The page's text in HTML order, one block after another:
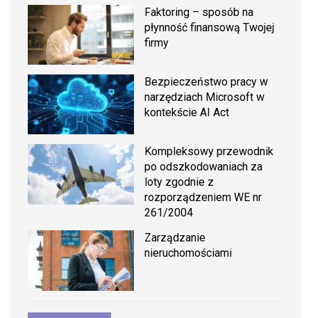
Faktoring – sposób na
płynność finansową Twojej
firmy
Bezpieczeństwo pracy w
narzędziach Microsoft w
kontekście AI Act
Kompleksowy przewodnik
po odszkodowaniach za
loty zgodnie z
rozporządzeniem WE nr
261/2004
Zarządzanie
nieruchomościami